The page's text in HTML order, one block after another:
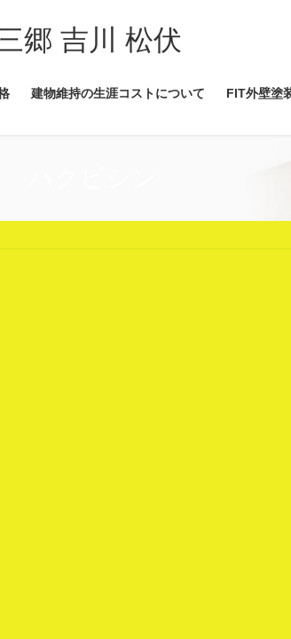
郷 吉川 松伏
建物維持の生涯コストについて FIT外壁塗